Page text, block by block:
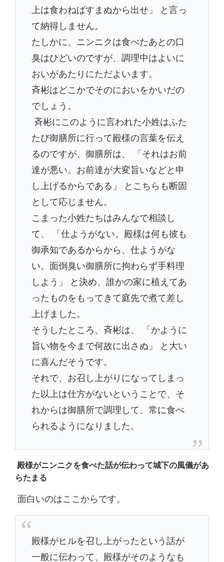
上は食わねばすまぬから出せ」 と言っ
て納得しません。
たしかに、ニンニクは食べたあとの口
臭はひどいのですが、調理中はよいに
おいがあたりにただよいます。
斉彬はどこかでそのにおいをかいだの
でしょう。
斉彬にこのように言われた小姓はふた
たび御膳所に行って殿様の言葉を伝え
るのですが、御膳所は、 「それはお前
達が悪い。お前達が大変旨いなどと申
し上げるからである」 とこちらも断固
として応じません。
こまった小姓たちはみんなで相談し
て、 「仕ようがない。殿様は何も彼も
御承知であるからから、仕ようがな
い。面倒臭い御膳所に拘わらず手料理
しよう」 と決め、誰かの家に植えてあ
ったものをもってきて庭先で煮て差し
上げました。
そうしたところ、斉彬は、 「かように
旨い物を今まで何故に出さぬ」 と大い
に喜んだそうです。
それで、お召し上がりになってしまっ
た以上は仕方がないということで、そ
れからは御膳所で調理して、常に食べ
られるようになりました。
殿様がニンニクを食べた話が伝わって城下の風儀があ
らたまる
面白いのはここからです。
殿様がヒルを召し上がったという話が
一般に伝わって、殿様がそのようなも